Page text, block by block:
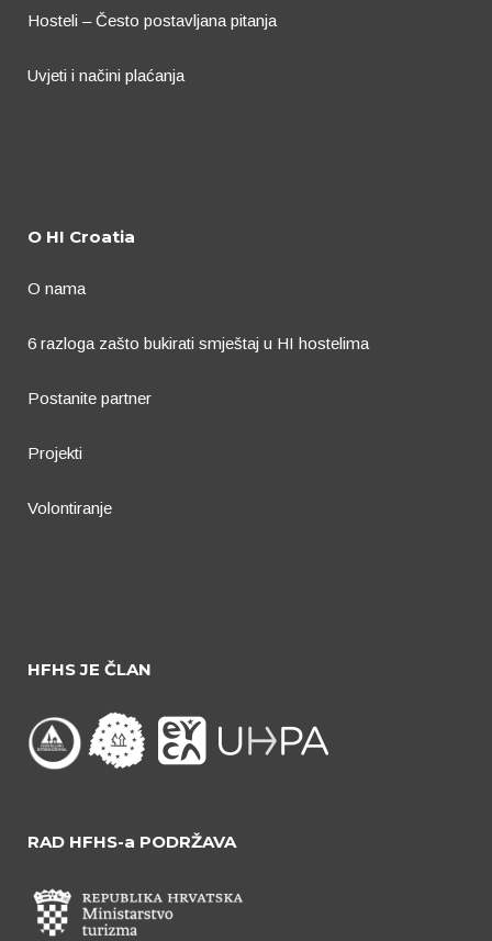
Hosteli – Često postavljana pitanja
Uvjeti i načini plaćanja
O HI Croatia
O nama
6 razloga zašto bukirati smještaj u HI hostelima
Postanite partner
Projekti
Volontiranje
HFHS JE ČLAN
RAD HFHS-a PODRŽAVA